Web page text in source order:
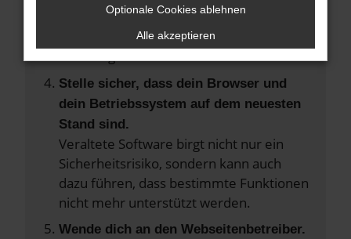
Starte dein Gerät neu.
Das kann manchmal helfen,
vorübergehende Probleme zu beheben.
Stelle sicher, dass dein Browser und
dein Betriebssystem auf dem neuesten
Stand sind.
Veraltete Software birgt nicht nur ein
Sicherheitsrisiko, sondern kann auch
dazu führen, dass bestimmte Funktionen
nicht mehr unterstützt werden.
Wende dich an den Webseitenbetreiber.
Optionale Cookies ablehnen
Alle akzeptieren